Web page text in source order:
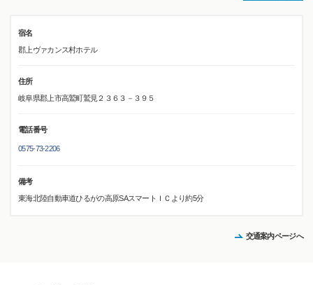
宿名
郡上ヴァカンス村ホテル
住所
岐阜県郡上市高鷲町鷲見２３６３－３９５
電話番号
0575-73-2206
備考
東海北陸自動車道ひるがの高原SAスマートＩＣより約5分
交通案内ページへ